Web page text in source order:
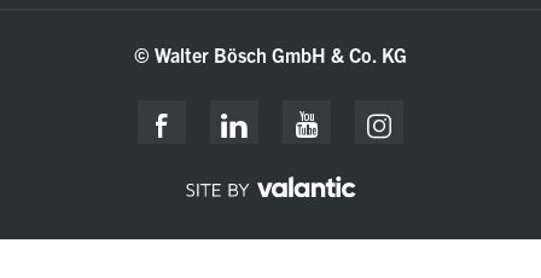
© Walter Bösch GmbH & Co. KG